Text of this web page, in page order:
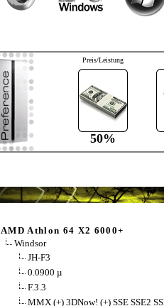
Preis/Leistung
50%
AMD Athlon 64 X2 6000+
Windsor
JH-F3
0.0900 µ
F.3.3
MMX (+) 3DNow! (+) SSE SSE2